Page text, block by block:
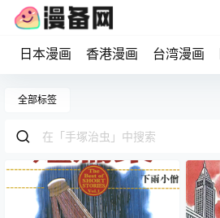
日本漫画 香港漫画 台湾漫画
全部标签